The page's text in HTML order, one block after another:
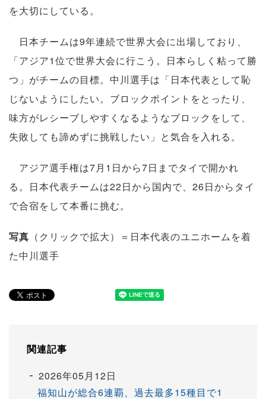
を大切にしている。
日本チームは9年連続で世界大会に出場しており、
「アジア1位で世界大会に行こう。日本らしく粘って勝
つ」がチームの目標。中川選手は「日本代表として恥
じないようにしたい。ブロックポイントをとったり、
味方がレシーブしやすくなるようなブロックをして、
失敗しても諦めずに挑戦したい」と気合を入れる。
アジア選手権は7月1日から7日までタイで開かれ
る。日本代表チームは22日から国内で、26日からタイ
で合宿をして本番に挑む。
写真 （クリックで拡大）＝日本代表のユニホームを着
た中川選手
関連記事
2026年05月12日
福知山が総合6連覇、過去最多15種目で1